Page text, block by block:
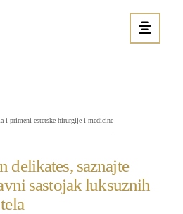
i primeni estetske hirurgije i medicine
delikates, saznajte
sastojak luksuznih